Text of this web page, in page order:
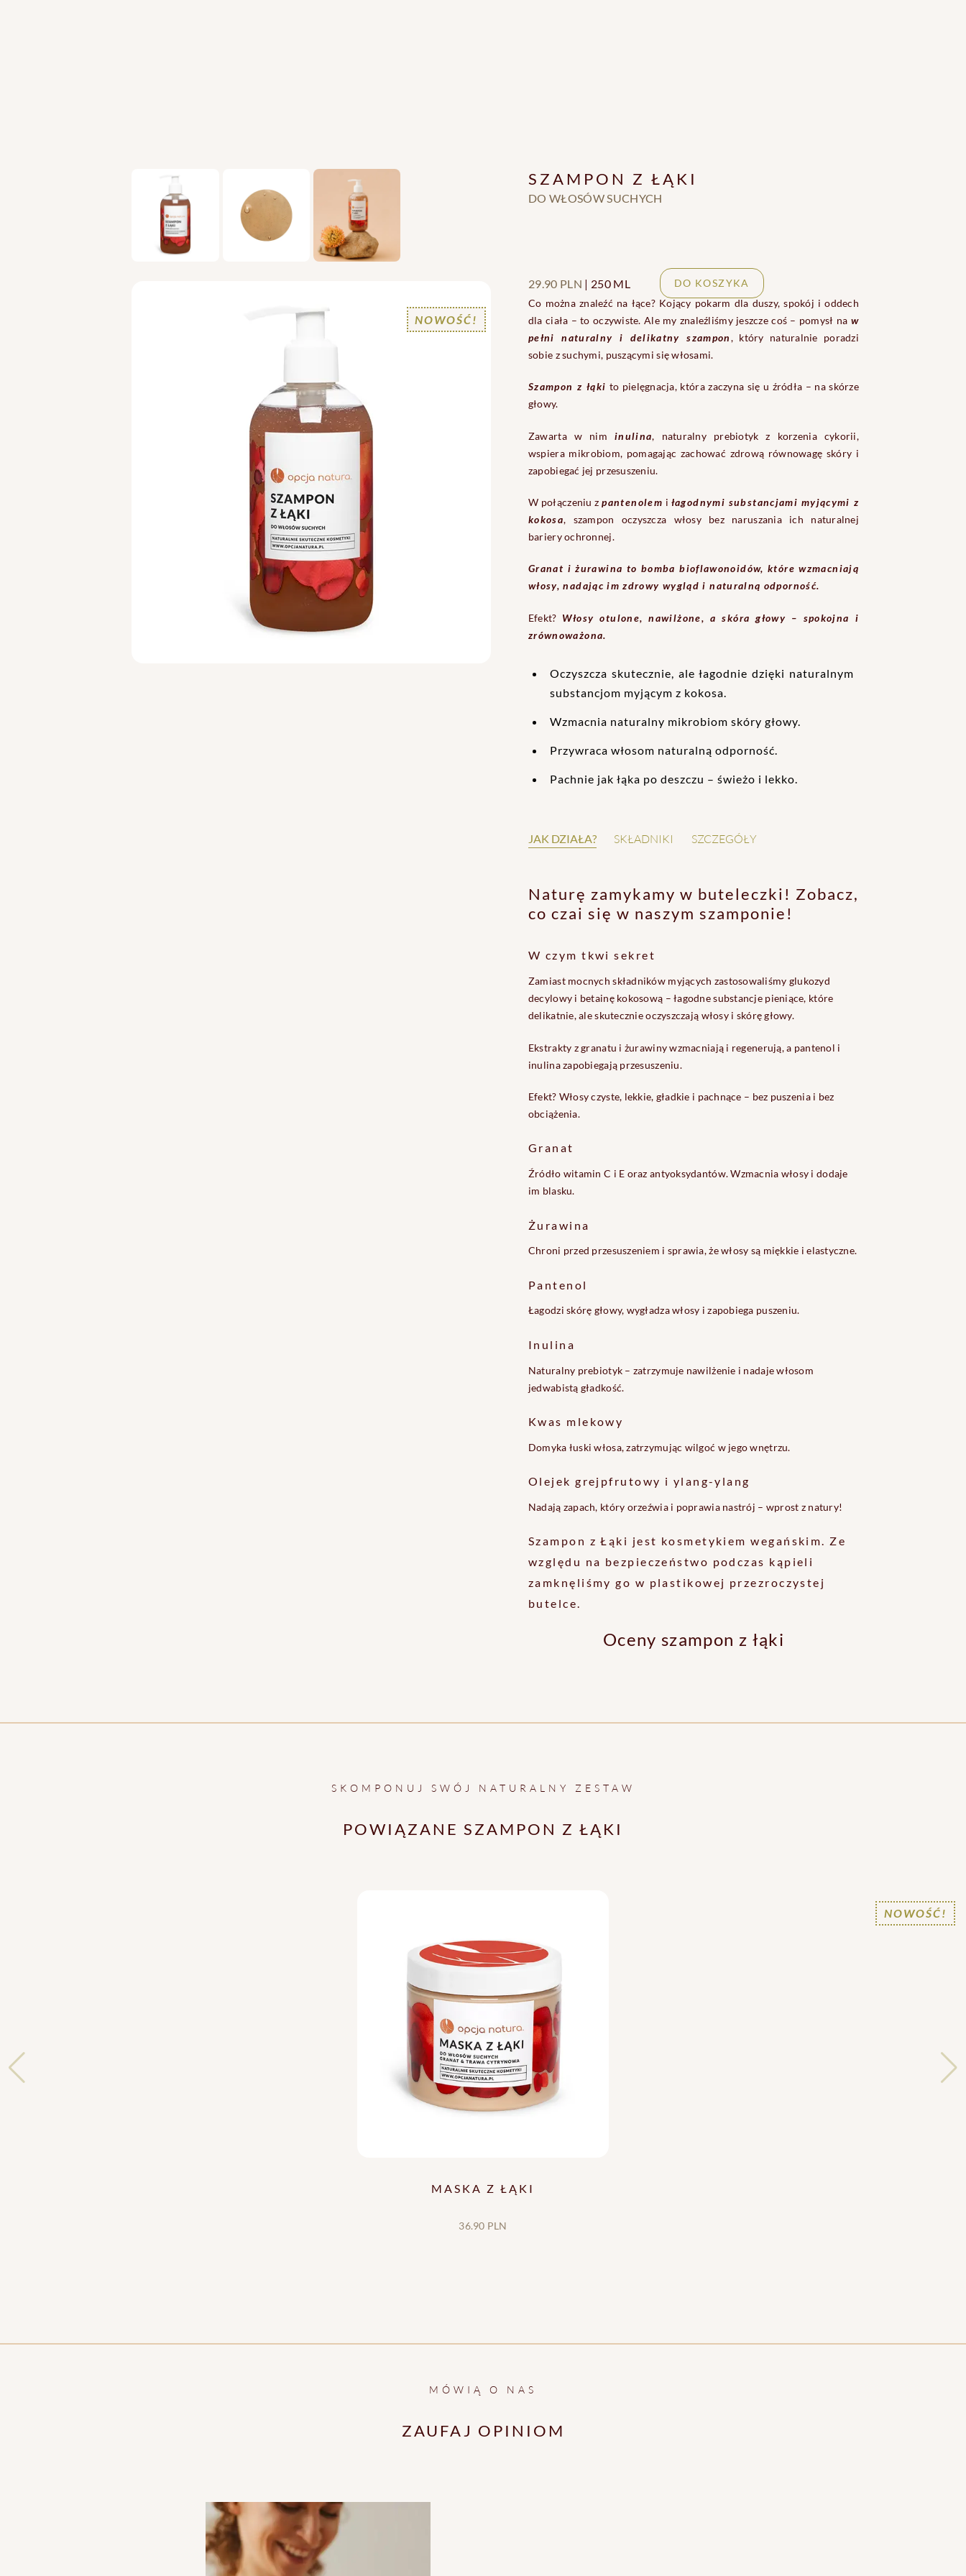
NOWOŚĆ!
SZAMPON Z ŁĄKI
DO WŁOSÓW SUCHYCH
29.90 PLN | 250 ML
DO KOSZYKA
Co można znaleźć na łące? Kojący pokarm dla duszy, spokój i oddech
dla ciała – to oczywiste. Ale my znaleźliśmy jeszcze coś – pomysł na w
pełni naturalny i delikatny szampon, który naturalnie poradzi
sobie z suchymi, puszącymi się włosami.
Szampon z łąki to pielęgnacja, która zaczyna się u źródła – na skórze
głowy.
Zawarta w nim inulina, naturalny prebiotyk z korzenia cykorii,
wspiera mikrobiom, pomagając zachować zdrową równowagę skóry i
zapobiegać jej przesuszeniu.
W połączeniu zpantenolem i łagodnymi substancjami myjącymi z
kokosa, szampon oczyszcza włosy bez naruszania ich naturalnej
bariery ochronnej.
Granat i żurawina to bomba bioflawonoidów, które wzmacniają
włosy, nadając im zdrowy wygląd i naturalną odporność.
Efekt? Włosy otulone, nawilżone, a skóra głowy – spokojna i
zrównoważona.
Oczyszcza skutecznie, ale łagodnie dzięki naturalnym
substancjom myjącym z kokosa.
Wzmacnia naturalny mikrobiom skóry głowy.
Przywraca włosom naturalną odporność.
Pachnie jak łąka po deszczu – świeżo i lekko.
JAK DZIAŁA? SKŁADNIKI SZCZEGÓŁY
Naturę zamykamy w buteleczki! Zobacz,
co czai się w naszym szamponie!
W czym tkwi sekret
Zamiast mocnych składników myjących zastosowaliśmy glukozyd
decylowy i betainę kokosową – łagodne substancje pieniące, które
delikatnie, ale skutecznie oczyszczają włosy i skórę głowy.
Ekstrakty z granatu i żurawiny wzmacniają i regenerują, a pantenol i
inulina zapobiegają przesuszeniu.
Efekt? Włosy czyste, lekkie, gładkie i pachnące – bez puszenia i bez
obciążenia.
Granat
Źródło witamin C i E oraz antyoksydantów. Wzmacnia włosy i dodaje
im blasku.
Żurawina
Chroni przed przesuszeniem i sprawia, że włosy są miękkie i elastyczne.
Pantenol
Łagodzi skórę głowy, wygładza włosy i zapobiega puszeniu.
Inulina
Naturalny prebiotyk – zatrzymuje nawilżenie i nadaje włosom
jedwabistą gładkość.
Kwas mlekowy
Domyka łuski włosa, zatrzymując wilgoć w jego wnętrzu.
Olejek grejpfrutowy i ylang-ylang
Nadają zapach, który orzeźwia i poprawia nastrój – wprost z natury!
Szampon z Łąki jest kosmetykiem wegańskim. Ze
względu na bezpieczeństwo podczas kąpieli
zamknęliśmy go w plastikowej przezroczystej
butelce.
Oceny szampon z łąki
SKOMPONUJ SWÓJ NATURALNY ZESTAW
POWIĄZANE SZAMPON Z ŁĄKI
NOWOŚĆ!
MASKA Z ŁĄKI
36.90 PLN
MÓWIĄ O NAS
ZAUFAJ OPINIOM